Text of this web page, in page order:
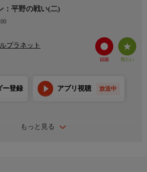
：平野の戦い(二)
プラネット
もっと見る
ー登録 アプリ視聴 放送中